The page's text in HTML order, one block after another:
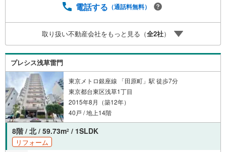
電話する （通話料無料）
取り扱い不動産会社をもっと見る（全2社）
プレシス浅草雷門
東京メトロ銀座線 「田原町」駅 徒歩7分
東京都台東区浅草1丁目
2015年8月（築12年）
40戸 / 地上14階
8階 / 北 / 59.73m2 / 1SLDK
リフォーム